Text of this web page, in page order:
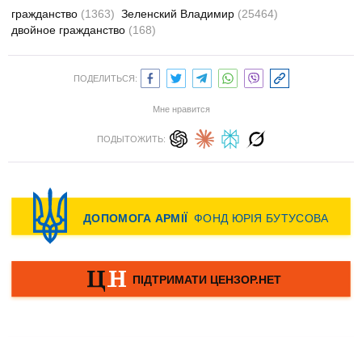
гражданство (1363) Зеленский Владимир (25464)
двойное гражданство (168)
ПОДЕЛИТЬСЯ:
Мне нравится
ПОДЫТОЖИТЬ: